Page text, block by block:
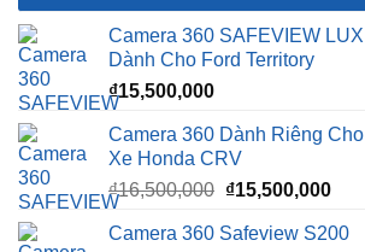
Camera 360 SAFEVIEW LUX
Dành Cho Ford Territory
₫15,500,000
Camera 360 Dành Riêng Cho
Xe Honda CRV
₫16,500,000 Giá
là:
₫15,500,000Giá
tại
Camera 360 Safeview S200